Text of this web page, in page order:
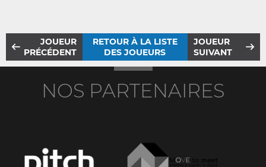
JOUEUR
PRÉCÉDENT
RETOUR À LA LISTE
DES JOUEURS
JOUEUR
SUIVANT
NOS PARTENAIRES